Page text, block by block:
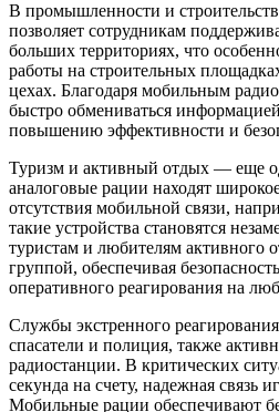
В промышленности и
позволяет сотрудникам
больших территориях, что
работы на строительных
цехах. Благодаря мобильным
быстро обмениваться
повышению эффективности и
Туризм и активный отдых — еще
аналоговые рации находят
отсутствия мобильной связи,
такие устройства становятся
туристам и любителям активного
группой, обеспечивая
оперативного реагирования на
Службы экстренного
спасатели и полиция, также
радиостанции. В критических
секунда на счету, надежная связь
Мобильные рации обеспечивают